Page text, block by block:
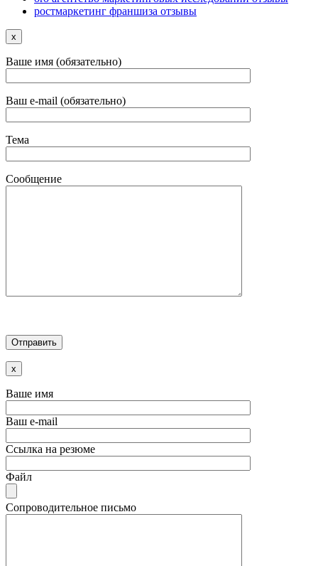
ростмаркетинг франшиза отзывы
x
Ваше имя (обязательно)
Ваш e-mail (обязательно)
Тема
Сообщение
x
Ваше имя
Ваш e-mail
Ссылка на резюме
Файл
Сопроводительное письмо